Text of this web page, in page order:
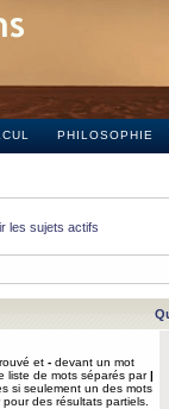
PHILOSOPHIE
les sujets actifs
et - devant un mot
liste de mots séparés par|
si seulement un des mots
des résultats partiels.